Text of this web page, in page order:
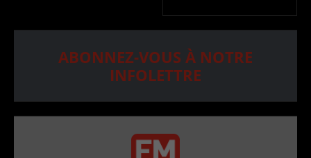
ABONNEZ-VOUS À NOTRE
INFOLETTRE